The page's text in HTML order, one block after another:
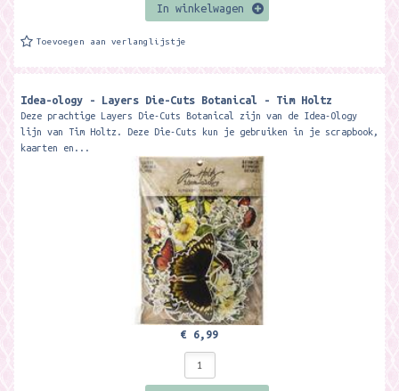
In winkelwagen
Toevoegen aan verlanglijstje
Idea-ology - Layers Die-Cuts Botanical - Tim Holtz
Deze prachtige Layers Die-Cuts Botanical zijn van de Idea-Ology
lijn van Tim Holtz. Deze Die-Cuts kun je gebruiken in je scrapbook,
kaarten en...
€ 6,99